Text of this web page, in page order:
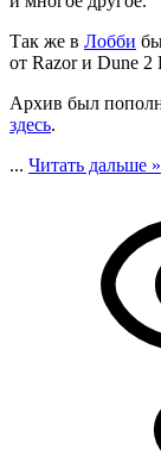
Так же в Лобби
от Razor и Dune
Архив был
здесь.
... Читать дальше »